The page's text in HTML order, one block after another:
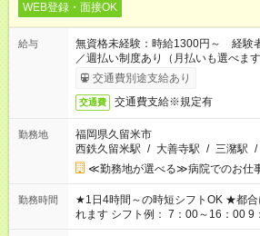
WEB登録・面接OK
給与
無資格未経験：時給1300円～ 経験
／週払い制度あり（月払いも選べま
了次第のお支払いとなります。
交通費別途支給あり
交通費 交通費支給※規定有
勤務地
福岡県久留米市
西鉄久留米駅 / 大善寺駅 / 三潴駅 /
≪勤務地が選べる≫病院でのお仕事
勤務時間
★1日4時間～の時短シフトOK ★都合に合わせてシフトが決めら
れます シフト例： 7：00～16：00 9
18：00 11：00～20：00 など ※Wワークの場合、他のお仕事と